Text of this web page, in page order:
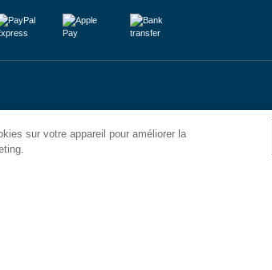
sur votre appareil pour améliorer la